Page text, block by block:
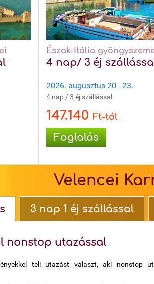
Észak-Itália
4 nap/ 3 éj
2026. augusztus 20 - 23.
4 nap / 3 éj szállással
147.140 Ft-tól
Foglalás
Velencei
3 nap 1 éj szállással
nonstop utazással
teli utazást választ, aki nonstop